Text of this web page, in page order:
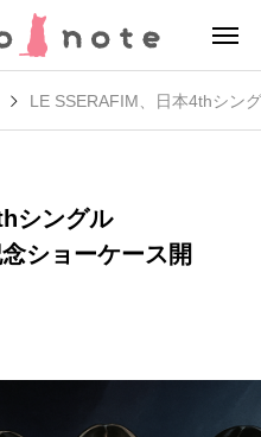
LE SSERAFIM、日本4thシン
シングル
ショーケース開